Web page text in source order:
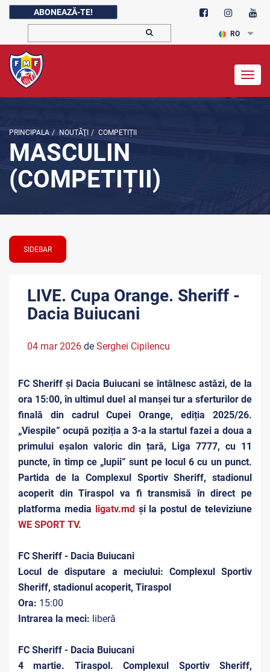
ABONEAZĂ-TE!
RO
PRINCIPALA / NOUTĂŢI / COMPETIȚII
MASCULIN
(COMPETIȚII)
SIDEBAR
LIVE. Cupa Orange. Sheriff -
Dacia Buiucani
04 mar 2026 de Serghei Cipilencu
FC Sheriff și Dacia Buiucani se întâlnesc astăzi, de la
ora 15:00, în ultimul duel al manșei tur a sferturilor de
finală din cadrul Cupei Orange, ediția 2025/26.
„Viespile” ocupă poziția a 3-a la startul fazei a doua a
primului eșalon valoric din țară, Liga 7777, cu 11
puncte, în timp ce „lupii” sunt pe locul 6 cu un punct.
Partida de la Complexul Sportiv Sheriff, stadionul
acoperit din Tiraspol va fi transmisă în direct pe
platforma media ligatv.mdși la postul de televiziune
WE SPORT TV.
FC Sheriff - Dacia Buiucani
Locul de disputare a meciului: Complexul Sportiv
Sheriff, stadionul acoperit, Tiraspol
Ora: 15:00
Intrarea la meci: liberă
FC Sheriff - Dacia Buiucani
4 martie. Tiraspol. Complexul Sportiv Sheriff,